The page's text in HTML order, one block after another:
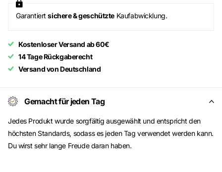
Garantiertsichere & geschützte Kaufabwicklung.
Kostenloser Versand ab 60€
14 Tage Rückgaberecht
Versand von Deutschland
Gemacht für jeden Tag
Jedes Produkt wurde sorgfältig ausgewählt und entspricht den
höchsten Standards, sodass es jeden Tag verwendet werden kann.
Du wirst sehr lange Freude daran haben.